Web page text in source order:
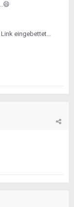
😄
eingebettet...